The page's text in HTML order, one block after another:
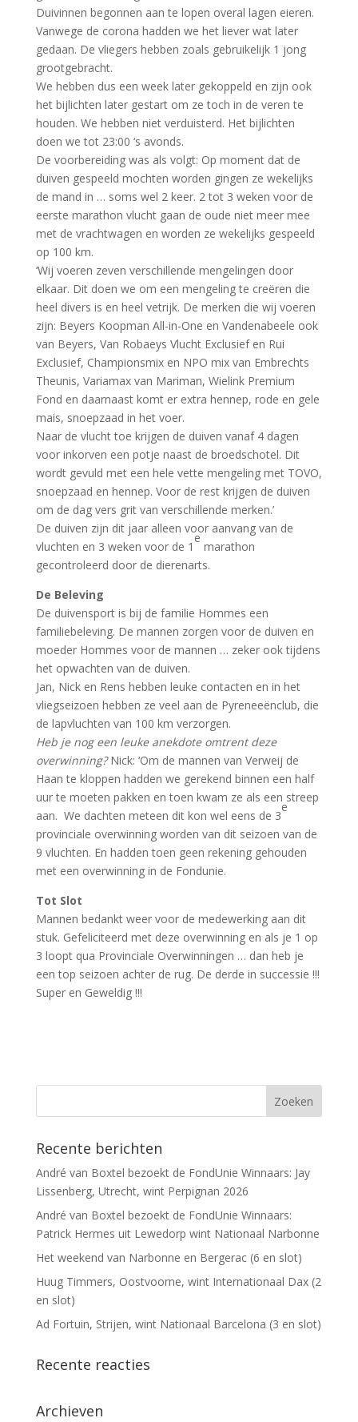
Duivinnen begonnen aan te lopen overal lagen eieren.
Vanwege de corona hadden we het liever wat later
gedaan. De vliegers hebben zoals gebruikelijk 1 jong
grootgebracht.
We hebben dus een week later gekoppeld en zijn ook
het bijlichten later gestart om ze toch in de veren te
houden. We hebben niet verduisterd. Het bijlichten
doen we tot 23:00 ‘s avonds.
De voorbereiding was als volgt: Op moment dat de
duiven gespeeld mochten worden gingen ze wekelijks
de mand in … soms wel 2 keer. 2 tot 3 weken voor de
eerste marathon vlucht gaan de oude niet meer mee
met de vrachtwagen en worden ze wekelijks gespeeld
op 100 km.
‘Wij voeren zeven verschillende mengelingen door
elkaar. Dit doen we om een mengeling te creëren die
heel divers is en heel vetrijk. De merken die wij voeren
zijn: Beyers Koopman All-in-One en Vandenabeele ook
van Beyers, Van Robaeys Vlucht Exclusief en Rui
Exclusief, Championsmix en NPO mix van Embrechts
Theunis, Variamax van Mariman, Wielink Premium
Fond en daarnaast komt er extra hennep, rode en gele
mais, snoepzaad in het voer.
Naar de vlucht toe krijgen de duiven vanaf 4 dagen
voor inkorven een potje naast de broedschotel. Dit
wordt gevuld met een hele vette mengeling met TOVO,
snoepzaad en hennep. Voor de rest krijgen de duiven
om de dag vers grit van verschillende merken.’
De duiven zijn dit jaar alleen voor aanvang van de
vluchten en 3 weken voor de 1
e
marathon
gecontroleerd door de dierenarts.
De Beleving
De duivensport is bij de familie Hommes een
familiebeleving. De mannen zorgen voor de duiven en
moeder Hommes voor de mannen … zeker ook tijdens
het opwachten van de duiven.
Jan, Nick en Rens hebben leuke contacten en in het
vliegseizoen hebben ze veel aan de Pyreneeënclub, die
de lapvluchten van 100 km verzorgen.
Heb je nog een leuke anekdote omtrent deze
overwinning?Nick: ‘Om de mannen van Verweij de
Haan te kloppen hadden we gerekend binnen een half
uur te moeten pakken en toen kwam ze als een streep
aan. We dachten meteen dit kon wel eens de 3
e
provinciale overwinning worden van dit seizoen van de
9 vluchten. En hadden toen geen rekening gehouden
met een overwinning in de Fondunie.
Tot Slot
Mannen bedankt weer voor de medewerking aan dit
stuk. Gefeliciteerd met deze overwinning en als je 1 op
3 loopt qua Provinciale Overwinningen … dan heb je
een top seizoen achter de rug. De derde in successie !!!
Super en Geweldig !!!
Recente berichten
André van Boxtel bezoekt de FondUnie Winnaars: Jay
Lissenberg, Utrecht, wint Perpignan 2026
André van Boxtel bezoekt de FondUnie Winnaars:
Patrick Hermes uit Lewedorp wint Nationaal Narbonne
Het weekend van Narbonne en Bergerac (6 en slot)
Huug Timmers, Oostvoorne, wint Internationaal Dax (2
en slot)
Ad Fortuin, Strijen, wint Nationaal Barcelona (3 en slot)
Recente reacties
Archieven